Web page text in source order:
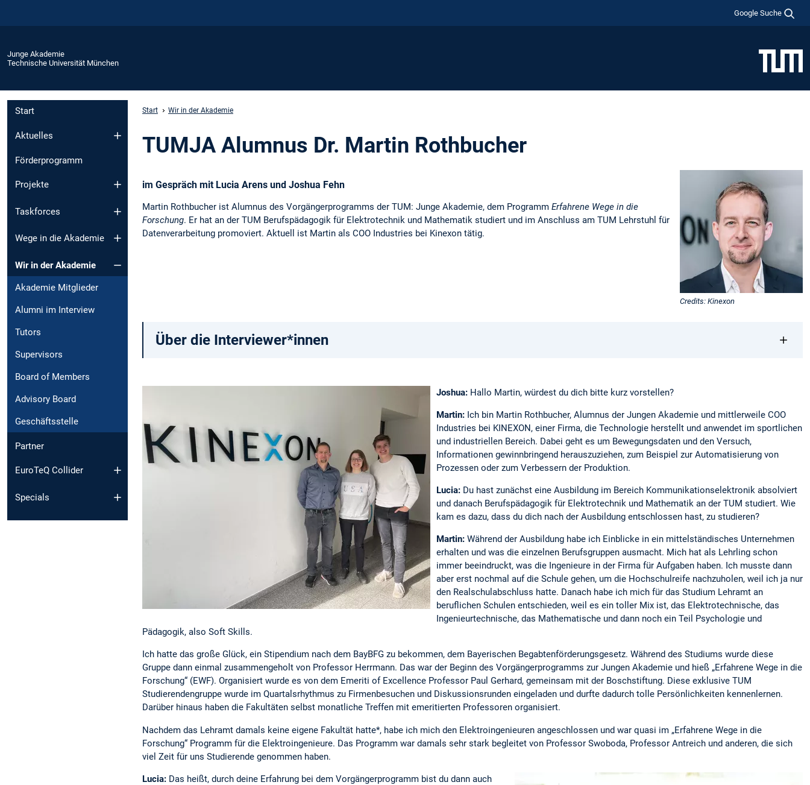
Google Suche
Junge Akademie
Technische Universität München
Start
Aktuelles
Förderprogramm
Projekte
Taskforces
Wege in die Akademie
Wir in der Akademie
Akademie Mitglieder
Alumni im Interview
Tutors
Supervisors
Board of Members
Advisory Board
Geschäftsstelle
Partner
EuroTeQ Collider
Specials
Start Wir in der Akademie
TUMJA Alumnus Dr. Martin Rothbucher
Credits: Kinexon
im Gespräch mit Lucia Arens und Joshua Fehn
Martin Rothbucher ist Alumnus des Vorgängerprogramms der TUM: Junge Akademie, dem Programm Erfahrene Wege in die
Forschung. Er hat an der TUM Berufspädagogik für Elektrotechnik und Mathematik studiert und im Anschluss am TUM Lehrstuhl für
Datenverarbeitung promoviert. Aktuell ist Martin als COO Industries bei Kinexon tätig.
Über die Interviewer*innen
Joshua: Hallo Martin, würdest du dich bitte kurz vorstellen?
Martin: Ich bin Martin Rothbucher, Alumnus der Jungen Akademie und mittlerweile COO
Industries bei KINEXON, einer Firma, die Technologie herstellt und anwendet im sportlichen
und industriellen Bereich. Dabei geht es um Bewegungsdaten und den Versuch,
Informationen gewinnbringend herauszuziehen, zum Beispiel zur Automatisierung von
Prozessen oder zum Verbessern der Produktion.
Lucia: Du hast zunächst eine Ausbildung im Bereich Kommunikationselektronik absolviert
und danach Berufspädagogik für Elektrotechnik und Mathematik an der TUM studiert. Wie
kam es dazu, dass du dich nach der Ausbildung entschlossen hast, zu studieren?
Martin: Während der Ausbildung habe ich Einblicke in ein mittelständisches Unternehmen
erhalten und was die einzelnen Berufsgruppen ausmacht. Mich hat als Lehrling schon
immer beeindruckt, was die Ingenieure in der Firma für Aufgaben haben. Ich musste dann
aber erst nochmal auf die Schule gehen, um die Hochschulreife nachzuholen, weil ich ja nur
den Realschulabschluss hatte. Danach habe ich mich für das Studium Lehramt an
beruflichen Schulen entschieden, weil es ein toller Mix ist, das Elektrotechnische, das
Ingenieurtechnische, das Mathematische und dann noch ein Teil Psychologie und
Pädagogik, also Soft Skills.
Ich hatte das große Glück, ein Stipendium nach dem BayBFG zu bekommen, dem Bayerischen Begabtenförderungsgesetz. Während des Studiums wurde diese
Gruppe dann einmal zusammengeholt von Professor Herrmann. Das war der Beginn des Vorgängerprogramms zur Jungen Akademie und hieß „Erfahrene Wege in die
Forschung“ (EWF). Organisiert wurde es von dem Emeriti of Excellence Professor Paul Gerhard, gemeinsam mit der Boschstiftung. Diese exklusive TUM
Studierendengruppe wurde im Quartalsrhythmus zu Firmenbesuchen und Diskussionsrunden eingeladen und durfte dadurch tolle Persönlichkeiten kennenlernen.
Darüber hinaus haben die Fakultäten selbst monatliche Treffen mit emeritierten Professoren organisiert.
Nachdem das Lehramt damals keine eigene Fakultät hatte*, habe ich mich den Elektroingenieuren angeschlossen und war quasi im „Erfahrene Wege in die
Forschung“ Programm für die Elektroingenieure. Das Programm war damals sehr stark begleitet von Professor Swoboda, Professor Antreich und anderen, die sich
viel Zeit für uns Studierende genommen haben.
Lucia: Das heißt, durch deine Erfahrung bei dem Vorgängerprogramm bist du dann auch